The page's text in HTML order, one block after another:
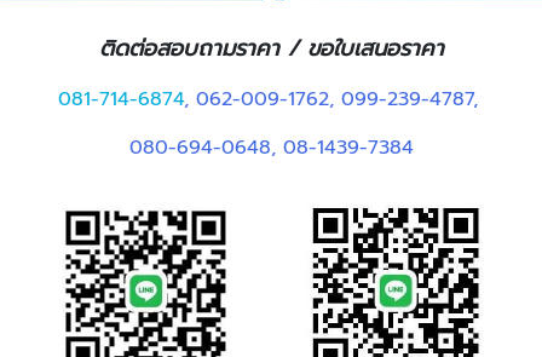
ติดต่อสอบถามราคา / ขอใบเสนอราคา
081-714-6874, 062-009-1762, 099-239-4787,
080-694-0648, 08-1439-7384